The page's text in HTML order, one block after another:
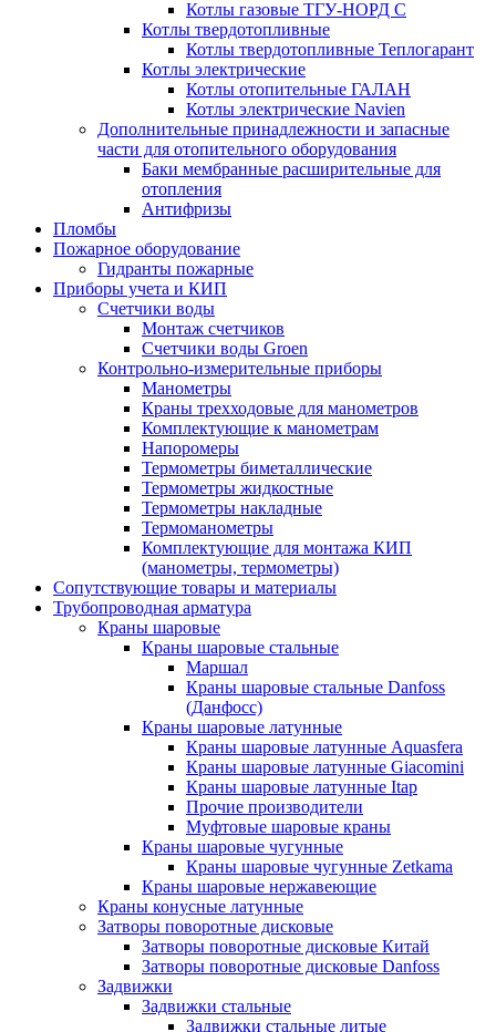
Котлы газовые ТГУ-НОРД С
Котлы твердотопливные
Котлы твердотопливные Теплогарант
Котлы электрические
Котлы отопительные ГАЛАН
Котлы электрические Navien
Дополнительные принадлежности и запасные
части для отопительного оборудования
Баки мембранные расширительные для
отопления
Антифризы
Пломбы
Пожарное оборудование
Гидранты пожарные
Приборы учета и КИП
Счетчики воды
Монтаж счетчиков
Счетчики воды Groen
Контрольно-измерительные приборы
Манометры
Краны трехходовые для манометров
Комплектующие к манометрам
Напоромеры
Термометры биметаллические
Термометры жидкостные
Термометры накладные
Термоманометры
Комплектующие для монтажа КИП
(манометры, термометры)
Сопутствующие товары и материалы
Трубопроводная арматура
Краны шаровые
Краны шаровые стальные
Маршал
Краны шаровые стальные Danfoss
(Данфосс)
Краны шаровые латунные
Краны шаровые латунные Aquasfera
Краны шаровые латунные Giacomini
Краны шаровые латунные Itap
Прочие производители
Муфтовые шаровые краны
Краны шаровые чугунные
Краны шаровые чугунные Zetkama
Краны шаровые нержавеющие
Краны конусные латунные
Затворы поворотные дисковые
Затворы поворотные дисковые Китай
Затворы поворотные дисковые Danfoss
Задвижки
Задвижки стальные
Задвижки стальные литые